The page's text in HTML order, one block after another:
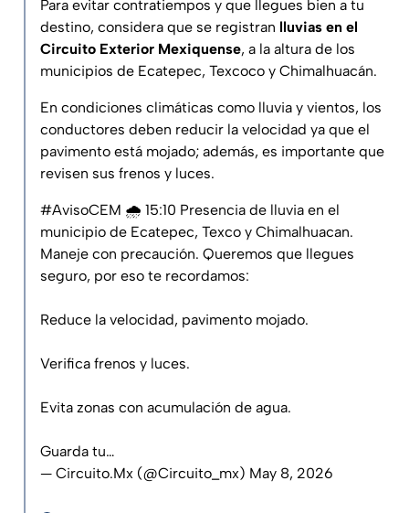
Para evitar contratiempos y que llegues bien a tu
destino, considera que se registran lluvias en el
Circuito Exterior Mexiquense, a la altura de los
municipios de Ecatepec, Texcoco y Chimalhuacán.
En condiciones climáticas como lluvia y vientos, los
conductores deben reducir la velocidad ya que el
pavimento está mojado; además, es importante que
revisen sus frenos y luces.
#AvisoCEM 🌧️ 15:10 Presencia de lluvia en el
municipio de Ecatepec, Texco y Chimalhuacan.
Maneje con precaución. Queremos que llegues
seguro, por eso te recordamos:
Reduce la velocidad, pavimento mojado.
Verifica frenos y luces.
Evita zonas con acumulación de agua.
Guarda tu…
— Circuito.Mx (@Circuito_mx) May 8, 2026